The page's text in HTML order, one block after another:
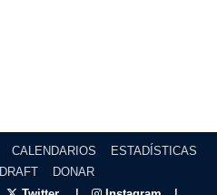
CALENDARIOS
ESTADÍSTICAS
DRAFT
DONAR